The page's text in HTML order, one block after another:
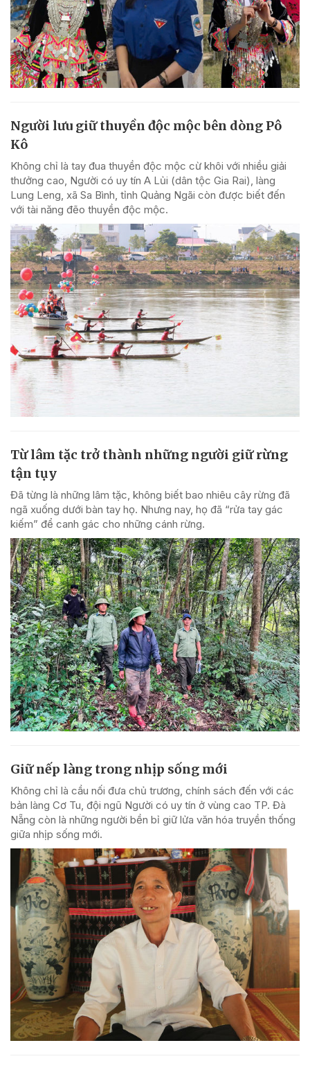
Người lưu giữ thuyền độc mộc bên dòng Pô
Kô
Không chỉ là tay đua thuyền độc mộc cừ khôi với nhiều giải
thưởng cao, Người có uy tín A Lủi (dân tộc Gia Rai), làng
Lung Leng, xã Sa Bình, tỉnh Quảng Ngãi còn được biết đến
với tài năng đẽo thuyền độc mộc.
Từ lâm tặc trở thành những người giữ rừng
tận tụy
Đã từng là những lâm tặc, không biết bao nhiêu cây rừng đã
ngã xuống dưới bàn tay họ. Nhưng nay, họ đã “rửa tay gác
kiếm” để canh gác cho những cánh rừng.
Giữ nếp làng trong nhịp sống mới
Không chỉ là cầu nối đưa chủ trương, chính sách đến với các
bản làng Cơ Tu, đội ngũ Người có uy tín ở vùng cao TP. Đà
Nẵng còn là những người bền bỉ giữ lửa văn hóa truyền thống
giữa nhịp sống mới.